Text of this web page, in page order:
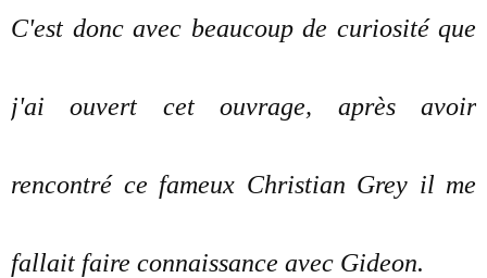
C'est donc avec beaucoup de curiosité que
j'ai ouvert cet ouvrage, après avoir
rencontré ce fameux Christian Grey il me
fallait faire connaissance avec Gideon.